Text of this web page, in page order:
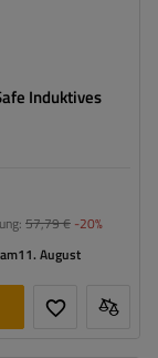
Induktives
57,79 € -20%
11. August